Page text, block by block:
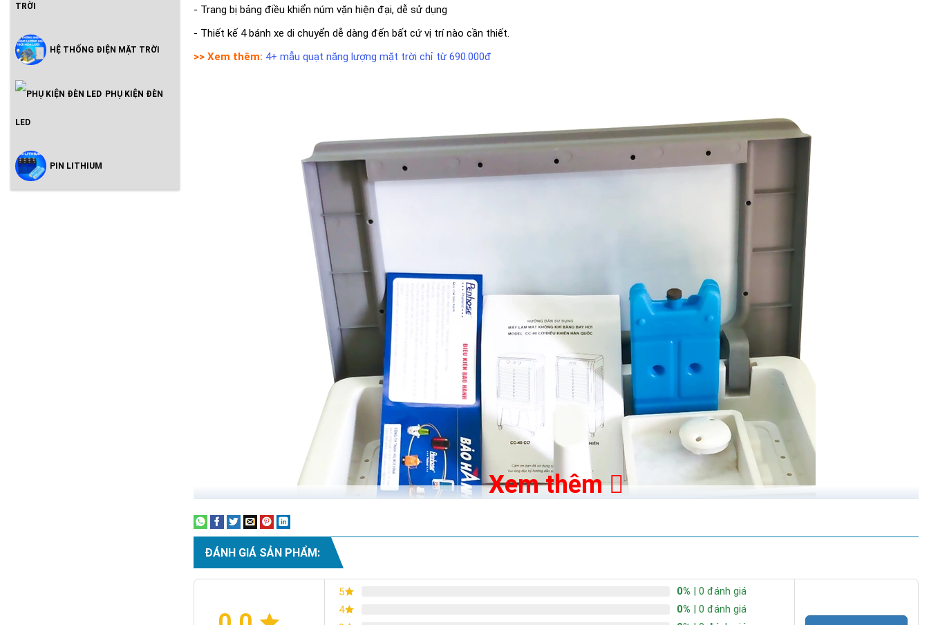
TRỜI
HỆ THỐNG ĐIỆN MẶT TRỜI
Inveter Hòa Lưới Có Lưu Trữ -
PHỤ KIỆN ĐÈN
LED
PIN LITHIUM
- Trang bị bảng điều khiển núm vặn hiện đại, dễ sử dụng
- Thiết kế 4 bánh xe di chuyển dễ dàng đến bất cứ vị trí nào cần thiết.
>> Xem thêm: 4+ mẫu quạt năng lượng mặt trời chỉ từ 690.000đ
Xem thêm
ĐÁNH GIÁ SẢN PHẨM:
5 0% | 0 đánh giá
4
0% | 0 đánh giá